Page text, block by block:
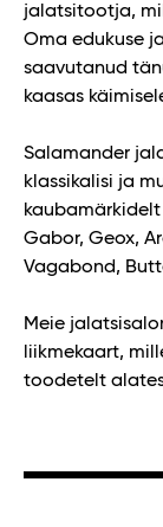
jalatsitootja,
Oma edukuse
saavutanud
kaasas
Salamander
klassikalisi ja
Gabor, Geox,
Vagabond,
Meie
liikmekaart,
toodetelt